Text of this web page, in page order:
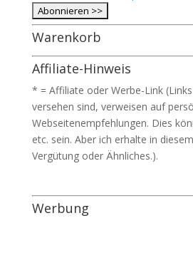
Warenkorb
Affiliate-Hinweis
* = Affiliate oder Werbe-Link
versehen sind, verweisen auf
Webseitenempfehlungen. Dies
etc. sein. Aber ich erhalte in
Vergütung oder Ähnliches.).
Werbung